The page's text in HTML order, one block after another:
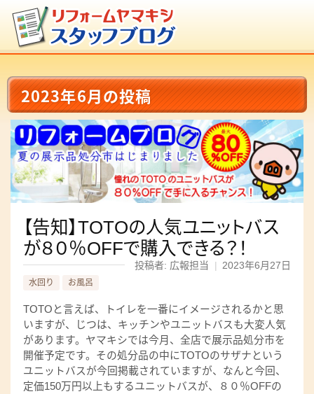
2023年6月の投稿
【告知】TOTOの人気ユニットバス
が８０％OFFで購入できる？！
投稿者: 広報担当 | 2023年6月27日
水回り お風呂
TOTOと言えば、トイレを一番にイメージされるかと思
いますが、じつは、キッチンやユニットバスも大変人気
があります。ヤマキシでは今月、全店で展示品処分市を
開催予定です。その処分品の中にTOTOのサザナという
ユニットバスが今回掲載されていますが、なんと今回、
定価150万円以上もするユニットバスが、８０％OFFの